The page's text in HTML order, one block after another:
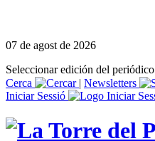
07 de agost de 2026
Seleccionar edición del periódico
Cerca
| Newsletters
Iniciar Sessió